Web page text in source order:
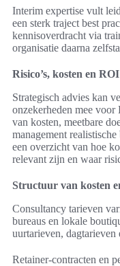
Interim expertise vult
een sterk traject best
kennisoverdracht via
organisatie daarna
Risico’s, kosten en
Strategisch advies kan
onzekerheden mee
van kosten, meetbare
management
een overzicht van hoe
relevant zijn en waar
Structuur van kosten
Consultancy tarieven
bureaus en lokale
uurtarieven,
Retainer-contracten en